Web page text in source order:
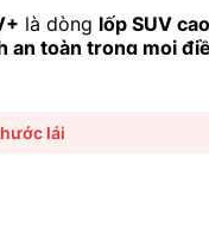
là dòng lốp SUV
an toàn trong mọi
lái